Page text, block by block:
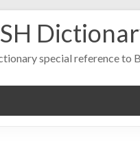
special reference to